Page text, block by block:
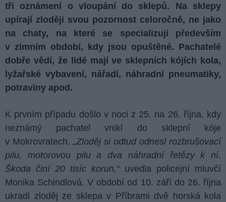
tři oznámení o vloupání do sklepů. Na sklepy
upírají zloději svou pozornost celoročně, ne jako
na chaty, na které se specializují především
v zimním období, kdy jsou opuštěné. Pachatelé
dobře vědí, že lidé mají ve sklepních kójích kola,
lyžařské vybavení, nářadí, náhradní pneumatiky,
potraviny apod.
K prvním případu došlo v noci z 25. na 26. října, kdy
neznámý pachatel vnikl do sklepní kóje
v Mokrovratech. „Zloděj si odtud odnesl rozbrušovací
pilu, motorovou pilu a dva náhradní řetězy k ní.
Škoda činí 20 tisíc korun,“ uvedla policejní mluvčí
Monika Schindlová. V období od 10. září do 26. října
ukradl zloděj ze sklepa v Příbrami dvě horská kola